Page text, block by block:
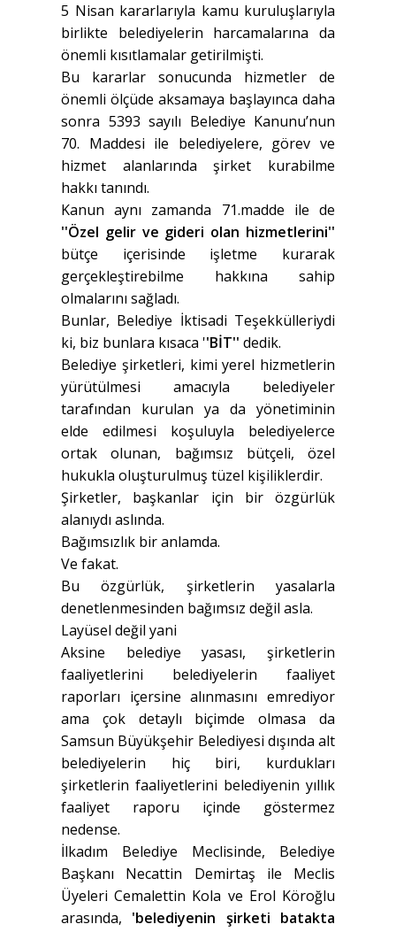
5 Nisan kararlarıyla kamu kuruluşlarıyla
birlikte belediyelerin harcamalarına da
önemli kısıtlamalar getirilmişti.
Bu kararlar sonucunda hizmetler de
önemli ölçüde aksamaya başlayınca daha
sonra 5393 sayılı Belediye Kanunu’nun
70. Maddesi ile belediyelere, görev ve
hizmet alanlarında şirket kurabilme
hakkı tanındı.
Kanun aynı zamanda 71.madde ile de
''Özel gelir ve gideri olan hizmetlerini''
bütçe içerisinde işletme kurarak
gerçekleştirebilme hakkına sahip
olmalarını sağladı.
Bunlar, Belediye İktisadi Teşekkülleriydi
ki, biz bunlara kısaca ''BİT'' dedik.
Belediye şirketleri, kimi yerel hizmetlerin
yürütülmesi amacıyla belediyeler
tarafından kurulan ya da yönetiminin
elde edilmesi koşuluyla belediyelerce
ortak olunan, bağımsız bütçeli, özel
hukukla oluşturulmuş tüzel kişiliklerdir.
Şirketler, başkanlar için bir özgürlük
alanıydı aslında.
Bağımsızlık bir anlamda.
Ve fakat.
Bu özgürlük, şirketlerin yasalarla
denetlenmesinden bağımsız değil asla.
Layüsel değil yani
Aksine belediye yasası, şirketlerin
faaliyetlerini belediyelerin faaliyet
raporları içersine alınmasını emrediyor
ama çok detaylı biçimde olmasa da
Samsun Büyükşehir Belediyesi dışında alt
belediyelerin hiç biri, kurdukları
şirketlerin faaliyetlerini belediyenin yıllık
faaliyet raporu içinde göstermez
nedense.
İlkadım Belediye Meclisinde, Belediye
Başkanı Necattin Demirtaş ile Meclis
Üyeleri Cemalettin Kola ve Erol Köroğlu
arasında, 'belediyenin şirketi batakta